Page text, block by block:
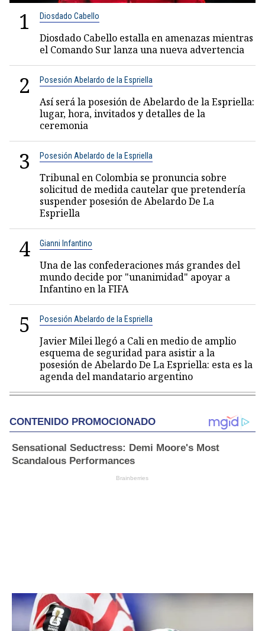
1 Diosdado Cabello
Diosdado Cabello estalla en amenazas mientras
el Comando Sur lanza una nueva advertencia
2 Posesión Abelardo de la Espriella
Así será la posesión de Abelardo de la Espriella:
lugar, hora, invitados y detalles de la
ceremonia
3 Posesión Abelardo de la Espriella
Tribunal en Colombia se pronuncia sobre
solicitud de medida cautelar que pretendería
suspender posesión de Abelardo De La
Espriella
4 Gianni Infantino
Una de las confederaciones más grandes del
mundo decide por "unanimidad" apoyar a
Infantino en la FIFA
5 Posesión Abelardo de la Espriella
Javier Milei llegó a Cali en medio de amplio
esquema de seguridad para asistir a la
posesión de Abelardo De La Espriella: esta es la
agenda del mandatario argentino